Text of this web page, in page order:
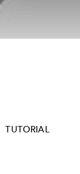
TUTORIAL